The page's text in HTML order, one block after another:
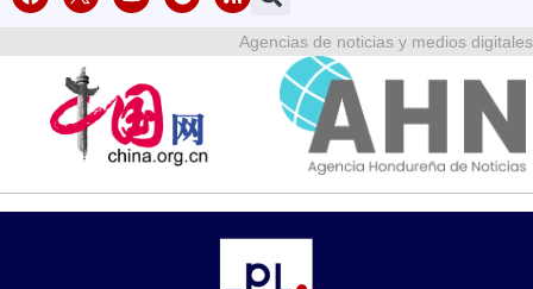
Agencias de noticias y medios digitales